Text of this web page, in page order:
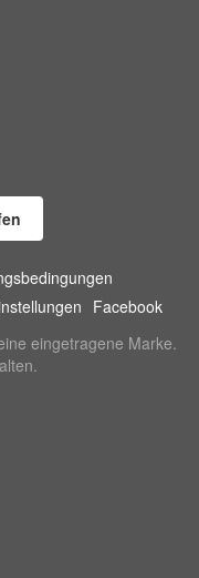
Facebook
eingetragene Marke.